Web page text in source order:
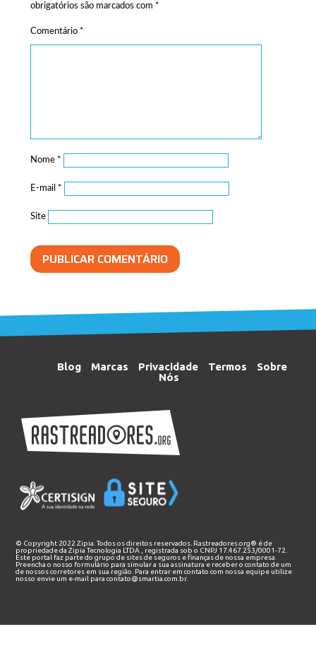
obrigatórios são marcados com *
Comentário *
Nome *
E-mail *
Site
Blog Marcas Privacidade Termos
Sobre
Nós
© Copyright 2022 Zipia. Todos os direitos reservados. Rastreadores.org® é de
propriedade daZipia Tecnologia LTDA
, registrada sob o CNPJ 17.467.253/0001-72.
Este portal faz parte do grupo de sites de seguros e finanças de nossa empresa.
Preencha o nosso formulário para simular a sua assinatura e receber o contato de um
de nossos corretores em sua região. Para entrar em contato com nossa equipe utilize
nosso envie um e-mail paracontato@smartia.com.br.